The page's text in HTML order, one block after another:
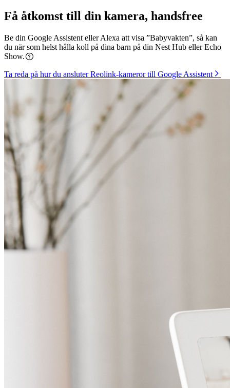
Få åtkomst till din kamera, handsfree
Be din Google Assistent eller Alexa att visa ”Babyvakten”, så kan
du när som helst hålla koll på dina barn på din Nest Hub eller Echo
Show.
Ta reda på hur du ansluter Reolink-kameror till Google Assistent